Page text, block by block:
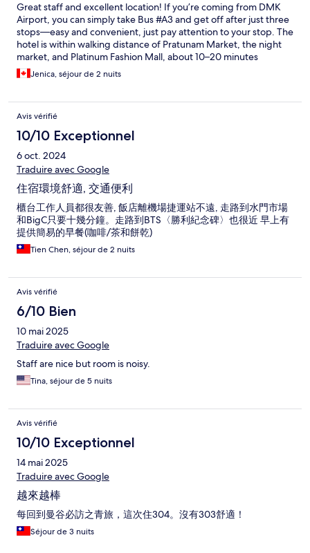
Great staff and excellent location! If you’re coming from DMK
Airport, you can simply take Bus #A3 and get off after just three
stops—easy and convenient, just pay attention to your stop. The
hotel is within walking distance of Pratunam Market, the night
market, and Platinum Fashion Mall, about 10–20 minutes
depending on your pace. Overall, it was a great stay at a very
reasonable price. Thank you so much!
Jenica, séjour de 2 nuits
Avis vérifié
10/10 Exceptionnel
6 oct. 2024
Traduire avec Google
住宿環境舒適, 交通便利
櫃台工作人員都很友善, 飯店離機場捷運站不遠, 走路到水門市場
和BigC只要十幾分鐘。走路到BTS〈勝利紀念碑〉也很近 早上有
提供簡易的早餐(咖啡/茶和餅乾)
Tien Chen, séjour de 2 nuits
Avis vérifié
6/10 Bien
10 mai 2025
Traduire avec Google
Staff are nice but room is noisy.
Tina, séjour de 5 nuits
Avis vérifié
10/10 Exceptionnel
14 mai 2025
Traduire avec Google
越來越棒
每回到曼谷必訪之青旅，這次住304。沒有303舒適！
Séjour de 3 nuits